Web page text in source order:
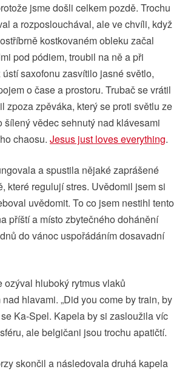
jsme došli celkem pozdě. Trochu
a rozposlouchával, ale ve chvíli, když
kostkovaném obleku začal
pod pódiem, troubil na ně a při
saxofonu zasvítilo jasné světlo,
o čase a prostoru. Trubač se vrátil
zpoza zpěváka, který se proti světlu ze
šílený vědec sehnutý nad klávesami
chaosu. Jesus just loves everything.
a spustila nějaké zaprášené
které regulují stres. Uvědomil jsem si
uvědomit. To co jsem nestihl tento
příští a místo zbytečného dohánění
do vánoc uspořádáním dosavadní
ozýval hluboký rytmus vlaků
hlavami. „Did you come by train, by
Ka-Spel. Kapela by si zasloužila víc
ale belgičani jsou trochu apatičtí.
skončil a následovala druhá kapela